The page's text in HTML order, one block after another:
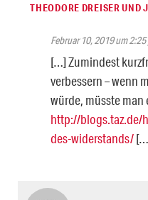
THEODORE DREISER UND
Februar 10, 2019 um 2:25
[…] Zumindest
verbessern – wenn
würde, müsste
http://blogs.taz.de/
des-widerstands/